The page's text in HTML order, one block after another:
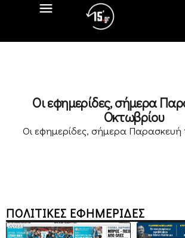
Οι εφημερίδες, σήμερα
Οκτωβρίου
Οι εφημερίδες, σήμερα Παρασκευή
ΠΟΛΙΤΙΚΕΣ ΕΦΗΜΕΡΙΔΕΣ